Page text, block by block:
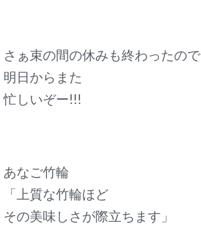
さぁ束の間の休みも終わったので
明日からまた
忙しいぞー!!!
あなご竹輪
「上質な竹輪ほど
その美味しさが際立ちます」